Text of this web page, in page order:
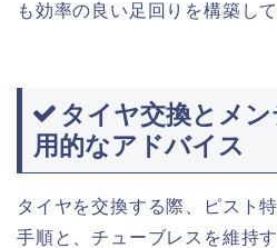
も効率の良い足回りを構築し
タイヤ交換とメ
用的なアドバイス
タイヤを交換する際、ピスト
手順と、チューブレスを維持